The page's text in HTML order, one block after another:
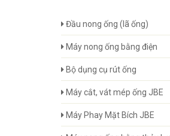
Đầu nong ống (lã ống)
Máy nong ống bằng điện
Bộ dụng cụ rút ống
Máy cắt, vát mép ống JBE
Máy Phay Mặt Bích JBE